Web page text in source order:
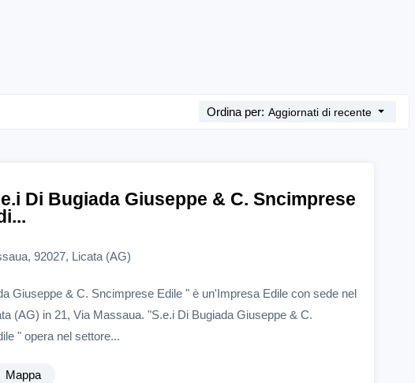
Ordina per: Aggiornati di recente
Di Bugiada Giuseppe & C. Sncimprese
92027, Licata (AG)
Giuseppe & C. Sncimprese Edile " è un'Impresa Edile con sede nel
(AG) in 21, Via Massaua. "S.e.i Di Bugiada Giuseppe & C.
" opera nel settore...
Mappa